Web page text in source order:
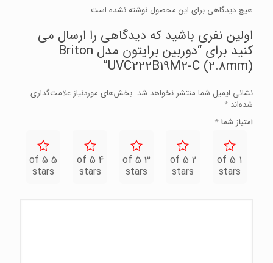
هیچ دیدگاهی برای این محصول نوشته نشده است.
اولین نفری باشید که دیدگاهی را ارسال می
کنید برای “دوربین برایتون مدل Briton
UVC222B19M2-C (2.8mm)”
نشانی ایمیل شما منتشر نخواهد شد. بخش‌های موردنیاز علامت‌گذاری
شده‌اند *
امتیاز شما*
1 of 5
stars
2 of 5
stars
3 of 5
stars
4 of 5
stars
5 of 5
stars